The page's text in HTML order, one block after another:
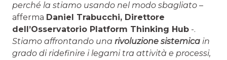
perché la stiamo usando nel modo sbagliato –
afferma Daniel Trabucchi, Direttore
dell’Osservatorio Platform Thinking Hub -.
Stiamo affrontando una rivoluzione sistemica in
grado di ridefinire i legami tra attività e processi,